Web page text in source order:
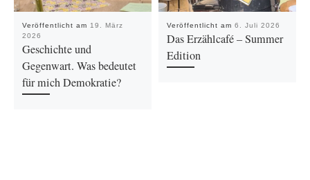
Veröffentlicht am 19. März
2026
Geschichte und
Gegenwart. Was bedeutet
für mich Demokratie?
Veröffentlicht am 6. Juli 2026
Das Erzählcafé – Summer
Edition